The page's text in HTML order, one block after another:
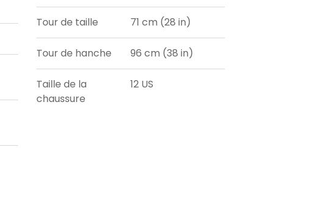
Tour de taille 71 cm (28 in)
Tour de hanche 96 cm (38 in)
Taille de la
chaussure
12 US